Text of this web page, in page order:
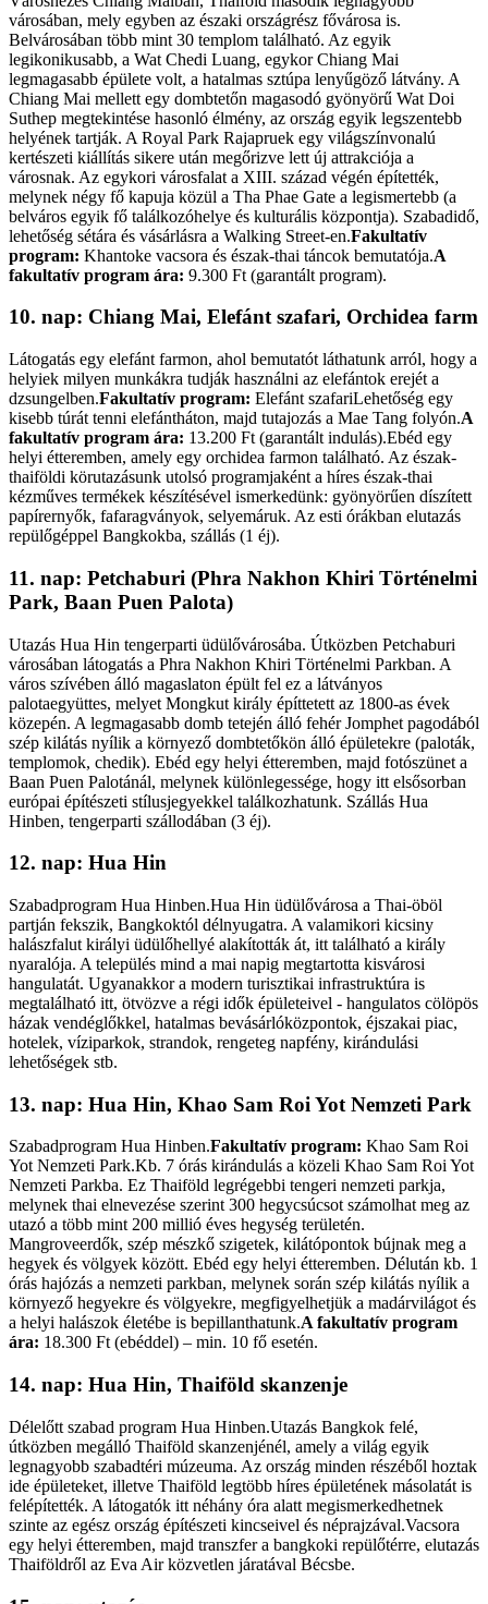
városában, mely egyben az északi országrész fővárosa is.
Belvárosában több mint 30 templom található. Az egyik
legikonikusabb, a Wat Chedi Luang, egykor Chiang Mai
legmagasabb épülete volt, a hatalmas sztúpa lenyűgöző látvány. A
Chiang Mai mellett egy dombtetőn magasodó gyönyörű Wat Doi
Suthep megtekintése hasonló élmény, az ország egyik legszentebb
helyének tartják. A Royal Park Rajapruek egy világszínvonalú
kertészeti kiállítás sikere után megőrizve lett új attrakciója a
városnak. Az egykori városfalat a XIII. század végén építették,
melynek négy fő kapuja közül a Tha Phae Gate a legismertebb (a
belváros egyik fő találkozóhelye és kulturális központja). Szabadidő,
lehetőség sétára és vásárlásra a Walking Street-en.Fakultatív
program: Khantoke vacsora és észak-thai táncok bemutatója.A
fakultatív program ára: 9.300 Ft (garantált program).
10. nap: Chiang Mai, Elefánt szafari, Orchidea farm
Látogatás egy elefánt farmon, ahol bemutatót láthatunk arról, hogy a
helyiek milyen munkákra tudják használni az elefántok erejét a
dzsungelben.Fakultatív program: Elefánt szafariLehetőség egy
kisebb túrát tenni elefántháton, majd tutajozás a Mae Tang folyón.A
fakultatív program ára: 13.200 Ft (garantált indulás).Ebéd egy
helyi étteremben, amely egy orchidea farmon található. Az észak-
thaiföldi körutazásunk utolsó programjaként a híres észak-thai
kézműves termékek készítésével ismerkedünk: gyönyörűen díszített
papírernyők, fafaragványok, selyemáruk. Az esti órákban elutazás
repülőgéppel Bangkokba, szállás (1 éj).
11. nap: Petchaburi (Phra Nakhon Khiri Történelmi
Park, Baan Puen Palota)
Utazás Hua Hin tengerparti üdülővárosába. Útközben Petchaburi
városában látogatás a Phra Nakhon Khiri Történelmi Parkban. A
város szívében álló magaslaton épült fel ez a látványos
palotaegyüttes, melyet Mongkut király építtetett az 1800-as évek
közepén. A legmagasabb domb tetején álló fehér Jomphet pagodából
szép kilátás nyílik a környező dombtetőkön álló épületekre (paloták,
templomok, chedik). Ebéd egy helyi étteremben, majd fotószünet a
Baan Puen Palotánál, melynek különlegessége, hogy itt elsősorban
európai építészeti stílusjegyekkel találkozhatunk. Szállás Hua
Hinben, tengerparti szállodában (3 éj).
12. nap: Hua Hin
Szabadprogram Hua Hinben.Hua Hin üdülővárosa a Thai-öböl
partján fekszik, Bangkoktól délnyugatra. A valamikori kicsiny
halászfalut királyi üdülőhellyé alakították át, itt található a király
nyaralója. A település mind a mai napig megtartotta kisvárosi
hangulatát. Ugyanakkor a modern turisztikai infrastruktúra is
megtalálható itt, ötvözve a régi idők épületeivel - hangulatos cölöpös
házak vendéglőkkel, hatalmas bevásárlóközpontok, éjszakai piac,
hotelek, víziparkok, strandok, rengeteg napfény, kirándulási
lehetőségek stb.
13. nap: Hua Hin, Khao Sam Roi Yot Nemzeti Park
Szabadprogram Hua Hinben.Fakultatív program: Khao Sam Roi
Yot Nemzeti Park.Kb. 7 órás kirándulás a közeli Khao Sam Roi Yot
Nemzeti Parkba. Ez Thaiföld legrégebbi tengeri nemzeti parkja,
melynek thai elnevezése szerint 300 hegycsúcsot számolhat meg az
utazó a több mint 200 millió éves hegység területén.
Mangroveerdők, szép mészkő szigetek, kilátópontok bújnak meg a
hegyek és völgyek között. Ebéd egy helyi étteremben. Délután kb. 1
órás hajózás a nemzeti parkban, melynek során szép kilátás nyílik a
környező hegyekre és völgyekre, megfigyelhetjük a madárvilágot és
a helyi halászok életébe is bepillanthatunk.A fakultatív program
ára: 18.300 Ft (ebéddel) – min. 10 fő esetén.
14. nap: Hua Hin, Thaiföld skanzenje
Délelőtt szabad program Hua Hinben.Utazás Bangkok felé,
útközben megálló Thaiföld skanzenjénél, amely a világ egyik
legnagyobb szabadtéri múzeuma. Az ország minden részéből hoztak
ide épületeket, illetve Thaiföld legtöbb híres épületének másolatát is
felépítették. A látogatók itt néhány óra alatt megismerkedhetnek
szinte az egész ország építészeti kincseivel és néprajzával.Vacsora
egy helyi étteremben, majd transzfer a bangkoki repülőtérre, elutazás
Thaiföldről az Eva Air közvetlen járatával Bécsbe.